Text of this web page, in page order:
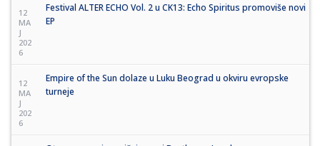
12
MA
J
202
6
Festival ALTER ECHO Vol. 2 u CK13: Echo Spiritus promoviše novi
EP
12
MA
J
202
6
Empire of the Sun dolaze u Luku Beograd u okviru evropske
turneje